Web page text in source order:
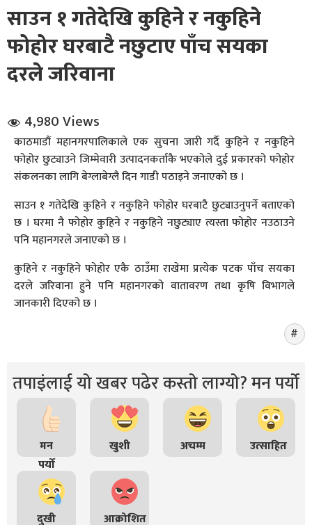
संवाद
साउन १ गतेदेखि कुहिने र नकुहिने
फोहोर घरबाटै नछुटाए पाँच सयका
दरले जरिवाना
4,980 Views
काठमाडौं महानगरपालिकाले एक सुचना जारी गर्दै कुहिने र नकुहिने
फोहोर छुट्याउने जिम्मेवारी उत्पादनकर्ताकै भएकोले दुई प्रकारको फोहोर
संकलनका लागि बेग्लाबेग्लै दिन गाडी पठाइने जनाएको छ ।
साउन १ गतेदेखि कुहिने र नकुहिने फोहोर घरबाटै छुट्याउनुपर्ने बताएको
छ । घरमा नै फोहोर कुहिने र नकुहिने नछुट्याए त्यस्ता फोहोर नउठाउने
पनि महानगरले जनाएको छ ।
कुहिने र नकुहिने फोहोर एकै ठाउँमा राखेमा प्रत्येक पटक पाँच सयका
दरले जरिवाना हुने पनि महानगरको वातावरण तथा कृषि विभागले
जानकारी दिएको छ ।
तपाइंलाई यो खबर पढेर कस्तो लाग्यो? मन पर्यो
मन
पर्यो
खुशी अचम्म उत्साहित
दुखी आक्रोशित